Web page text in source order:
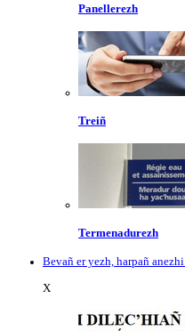
Panellerezh
Treiñ
Termenadurezh
Bevañ er yezh, harpañ anezhi
X